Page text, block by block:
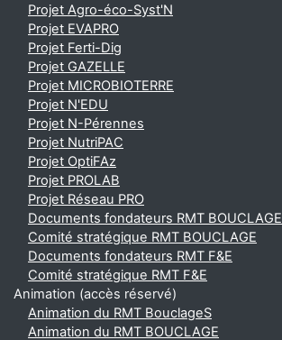
Projet Agro-éco-Syst'N
Projet EVAPRO
Projet Ferti-Dig
Projet GAZELLE
Projet MICROBIOTERRE
Projet N'EDU
Projet N-Pérennes
Projet NutriPAC
Projet OptiFAz
Projet PROLAB
Projet Réseau PRO
Documents fondateurs RMT BOUCLAGE
Comité stratégique RMT BOUCLAGE
Documents fondateurs RMT F&E
Comité stratégique RMT F&E
Animation (accès réservé)
Animation du RMT BouclageS
Animation du RMT BOUCLAGE